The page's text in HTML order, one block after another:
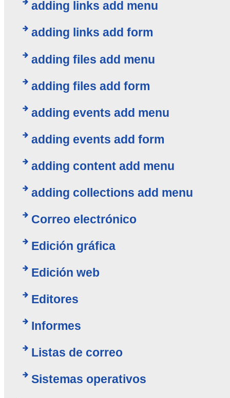
adding links add menu
adding links add form
adding files add menu
adding files add form
adding events add menu
adding events add form
adding content add menu
adding collections add menu
Correo electrónico
Edición gráfica
Edición web
Editores
Informes
Listas de correo
Sistemas operativos